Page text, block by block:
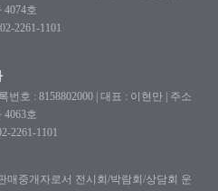
4074호
2261-1101
호 : 8158802000 | 대표 : 이현만 | 주소
4063호
2261-1101
매중개자로서 전시회/박람회/상담회 운